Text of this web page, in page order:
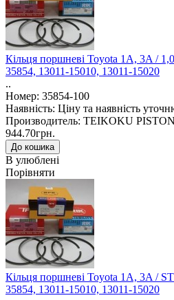
Кільця поршневі Toyota 1A, 3A /
35854, 13011-15010, 13011-15020
..
Номер: 35854-100
Наявність: Ціну та наявність
Производитель: TEIKOKU
944.70грн.
В улюблені
Порівняти
Кільця поршневі Toyota 1A, 3A /
35854, 13011-15010, 13011-15020